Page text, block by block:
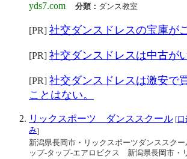
yds7.com 分類： ダンス教室
[PR] 社交ダンスドレスの宝庫が
[PR] 社交ダンスドレスは中古が
[PR] 社交ダンスドレスは激安で
ことはない。
リックスポーツ ダンススクール [
み]
新潟県長岡市・リックスポーツダンススク
ップ-タップ-エアロビクス 新潟県長岡市・